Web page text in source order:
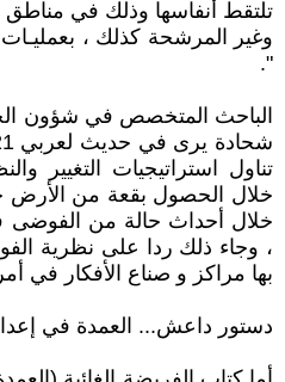
تلتقط أنفاسها وذلك في مناطق
وغير المرشحة كذلك ،
".
الباحث المتخصص في شؤون
تناول استراتيجيات التغيير
خلال الحصول بقعة من الأرض
خلال أحداث حالة من
، وجاء ذلك ردا على نظرية
بها مراكز و صناع الأفكار في
دستور داعش... العمدة في